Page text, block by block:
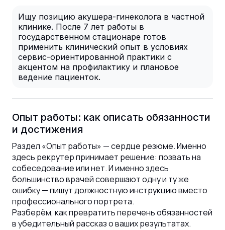
Ищу позицию акушера-гинеколога в частной
клинике. После 7 лет работы в
государственном стационаре готов
применить клинический опыт в условиях
сервис-ориентированной практики с
акцентом на профилактику и плановое
ведение пациенток.
Опыт работы: как описать обязанности
и достижения
Раздел «Опыт работы» — сердце резюме. Именно
здесь рекрутер принимает решение: позвать на
собеседование или нет. И именно здесь
большинство врачей совершают одну и ту же
ошибку — пишут должностную инструкцию вместо
профессионального портрета.
Разберём, как превратить перечень обязанностей
в убедительный рассказ о ваших результатах.